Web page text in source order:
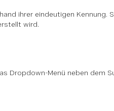
ihrer eindeutigen Kennung.
wird.
Dropdown-Menü neben dem